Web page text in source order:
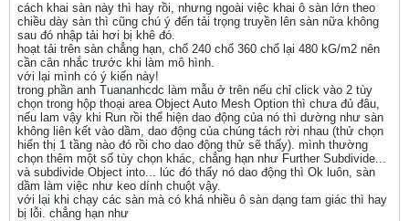
cách khai sàn này thì hay rồi, nhưng ngoài việc khai ô sàn lớn theo
chiều dày sàn thì cũng chú ý đến tải trọng truyền lên sàn nữa không
sau đó nhập tải hơi bị khê đó.
hoạt tải trên sàn chẳng hạn, chổ 240 chổ 360 chổ lại 480 kG/m2 nên
cần cân nhắc trước khi làm mô hình.
với lại mình có ý kiến này!
trong phần anh Tuananhcdc làm mẫu ở trên nếu chỉ click vào 2 tùy
chọn trong hộp thoại area Object Auto Mesh Option thì chưa đủ đâu,
nếu lam vậy khi Run rồi thể hiện dao động của nó thì dường như sàn
không liên kết vào dầm, dao động của chúng tách rời nhau (thử chọn
hiển thị 1 tầng nào đó rồi cho dao động thử sẽ thấy). mình thường
chọn thêm một số tùy chọn khác, chẳng hạn như Further Subdivide...
và subdivide Object into... lúc đó thấy nó dao động thì Ok luôn, sàn
dầm làm việc như keo dính chuột vậy.
với lại khi chạy các sàn mà có khá nhiều ô sàn dạng tam giác thì hay
bị lỗi. chẳng hạn như